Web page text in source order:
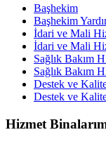
Başhekim
Başhekim
İdari ve Mali
İdari ve Mali
Sağlık Bakım
Sağlık Bakım
Destek ve
Destek ve
Hizmet